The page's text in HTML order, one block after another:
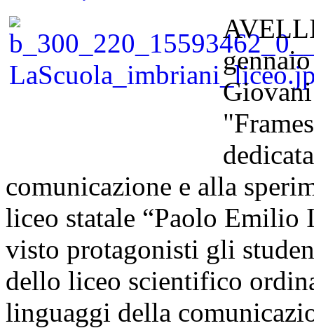
comunicazione e alla
liceo statale “Paolo Emilio
visto protagonisti gli
dello liceo scientifico
linguaggi della